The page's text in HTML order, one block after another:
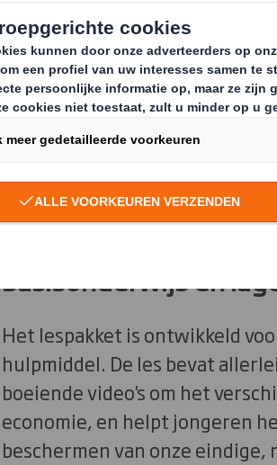
Ons lesplan,
ambitie om de
leiden en om vijf
economie tegen 2030.
verplichtingen
lespakket.
Wat is het lespakket
basisonderwijs en
Het lespakket is ontwikkeld
hulpmiddel. De les bevat
boeiende video's om het
economie, en helpt jongeren
beschermen van onze